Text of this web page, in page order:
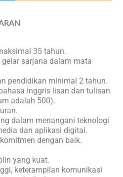
35 tahun.
sarjana dalam mata
pendidikan minimal 2 tahun.
Inggris lisan dan tulisan
adalah 500).
dalam menangani teknologi
dan aplikasi digital.
dengan baik.
yang kuat.
keterampilan komunikasi